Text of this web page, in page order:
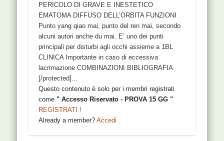
PERICOLO DI GRAVE E INESTETICO
EMATOMA DIFFUSO DELL’ORBITA FUNZIONI
Punto yang qiao mai, punto del ren mai, secondo
alcuni autori anche du mai. E’ uno dei punti
principali per disturbi agli occhi assieme a 1BL
CLINICA Importante in caso di eccessiva
lacrimazione COMBINAZIONI BIBLIOGRAFIA
[/protected]...
Questo contenuto è solo per i membri registrati
come" Accesso Riservato - PROVA 15 GG "
REGISTRATI !
Already a member?Accedi